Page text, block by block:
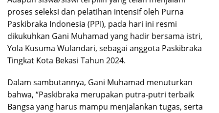
proses seleksi dan pelatihan intensif oleh Purna
Paskibraka Indonesia (PPI), pada hari ini resmi
dikukuhkan Gani Muhamad yang hadir bersama istri,
Yola Kusuma Wulandari, sebagai anggota Paskibraka
Tingkat Kota Bekasi Tahun 2024.
Dalam sambutannya, Gani Muhamad menuturkan
bahwa, “Paskibraka merupakan putra-putri terbaik
Bangsa yang harus mampu menjalankan tugas, serta